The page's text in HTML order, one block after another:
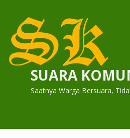
content
SUARA
Saatnya Warga Bersuara,